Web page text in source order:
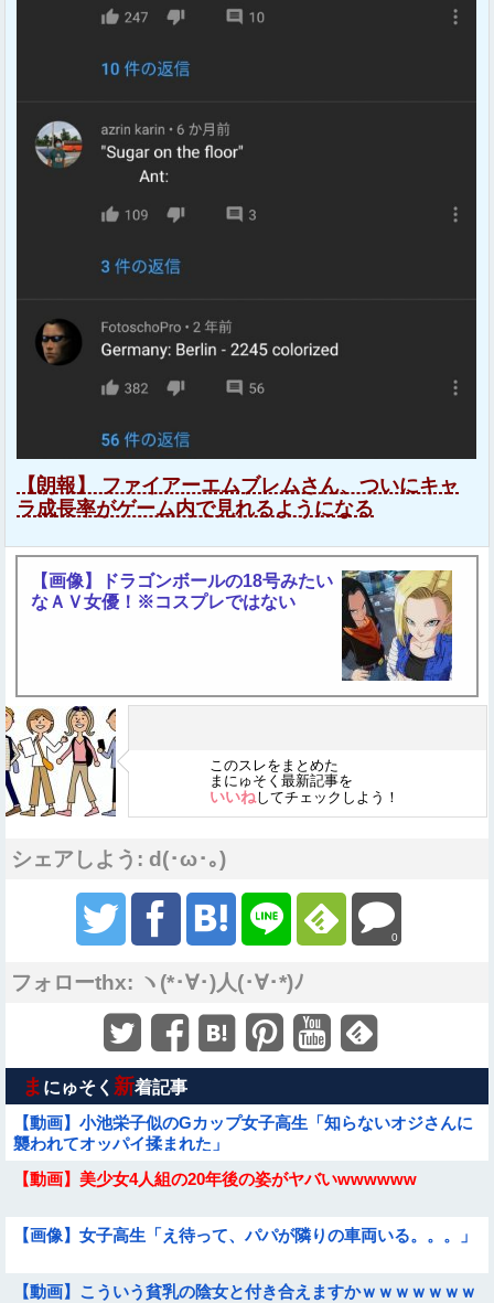
【朗報】 ファイアーエムブレムさん、ついにキャ
ラ成長率がゲーム内で見れるようになる
【画像】ドラゴンボールの18号みたい
なＡＶ女優！※コスプレではない
このスレをまとめた
まにゅそく最新記事を
いいねしてチェックしよう！
シェアしよう: d(･ω･｡)
0
フォローthx: ヽ(*･∀･)人(･∀･*)ﾉ
ま にゅそく 新着記事
【動画】小池栄子似のGカップ女子高生「知らないオジさんに
襲われてオッパイ揉まれた」
【動画】美少女4人組の20年後の姿がヤバいwwwwww
【画像】女子高生「え待って、パパが隣りの車両いる。。。」
【動画】こういう貧乳の陰女と付き合えますかｗｗｗｗｗｗｗ